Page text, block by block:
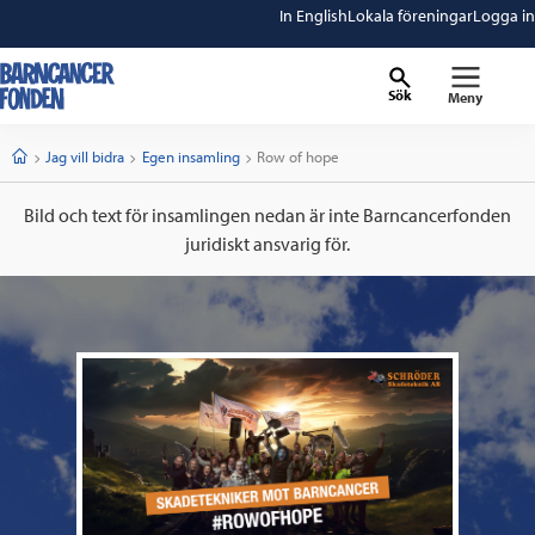
In EnglishLokala föreningarLogga in
Sök Meny
StartJag vill bidra Egen insamling Current:
Row of hope
Bild och text för insamlingen nedan är inte Barncancerfonden
juridiskt ansvarig för.